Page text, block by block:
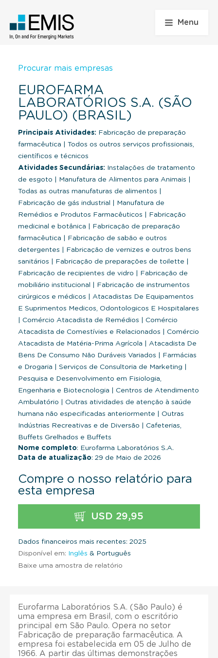
Menu
Procurar mais empresas
EUROFARMA
LABORATÓRIOS S.A. (SÃO
PAULO) (BRASIL)
Principais Atividades: Fabricação de preparação
farmacêutica
Todos os outros serviços profissionais,
científicos e técnicos
Atividades Secundárias: Instalações de tratamento
de esgoto
Manufatura de Alimentos para Animais
Todas as outras manufaturas de alimentos
Fabricação de gás industrial
Manufatura de
Remédios e Produtos Farmacêuticos
Fabricação
medicinal e botânica
Fabricação de preparação
farmacêutica
Fabricação de sabão e outros
detergentes
Fabricação de vernizes e outros bens
sanitários
Fabricação de preparações de toilette
Fabricação de recipientes de vidro
Fabricação de
mobiliário institucional
Fabricação de instrumentos
cirúrgicos e médicos
Atacadistas De Equipamentos
E Suprimentos Medicos, Odontologicos E Hospitalares
Comércio Atacadista de Remédios
Comércio
Atacadista de Comestívies e Relacionados
Comércio
Atacadista de Matéria-Prima Agrícola
Atacadista De
Bens De Consumo Não Duráveis Variados
Farmácias
e Drogaria
Serviços de Consultoria de Marketing
Pesquisa e Desenvolvimento em Fisiologia,
Engenharia e Biotecnologia
Centros de Atendimento
Ambulatório
Outras atividades de atenção à saúde
humana não especificadas anteriormente
Outras
Indústrias Recreativas e de Diversão
Cafeterias,
Buffets Grelhados e Buffets
Nome completo: Eurofarma Laboratórios S.A.
Data de atualização: 29 de Maio de 2026
Compre o nosso relatório para
esta empresa
USD 29,95
Dados financeiros mais recentes: 2025
Disponível em: Inglês & Português
Baixe uma amostra de relatório
Eurofarma Laboratórios S.A. (São Paulo) é
uma empresa em Brasil, com o escritório
principal em São Paulo. Opera no setor
Fabricação de preparação farmacêutica. A
empresa foi estabelecida em 05 de Julho de
1966. A partir das últimas demonstrações